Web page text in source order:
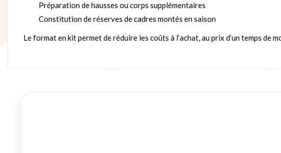
Préparation de hausses ou corps supplémentaires
Constitution de réserves de cadres montés en saison
Le format en kit permet de réduire les coûts à l’achat, au prix d’un temps